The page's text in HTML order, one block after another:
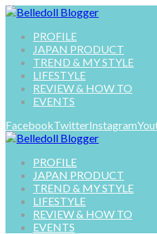
PROFILE
JAPAN PRODUCT
TREND & MY STYLE
LIFESTYLE
REVIEW & HOW TO
EVENTS
FacebookTwitterInstagram
PROFILE
JAPAN PRODUCT
TREND & MY STYLE
LIFESTYLE
REVIEW & HOW TO
EVENTS